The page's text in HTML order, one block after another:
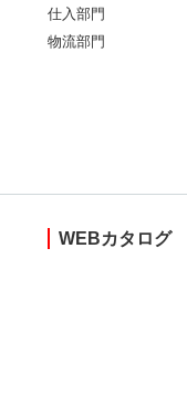
仕入部門
物流部門
WEBカタログ